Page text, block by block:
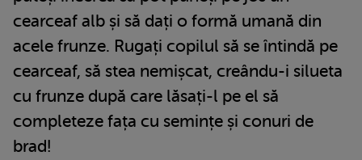
cearceaf alb și să dați o formă umană din
acele frunze. Rugați copilul să se întindă pe
cearceaf, să stea nemișcat, creându-i silueta
cu frunze după care lăsați-l pe el să
completeze fața cu semințe și conuri de
brad!